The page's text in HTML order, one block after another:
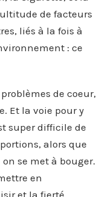
de facteurs
liés à la fois à
: ce
de coeur,
Et la voie pour y
super difficile de
alors que
se met à bouger.
en
et la fierté